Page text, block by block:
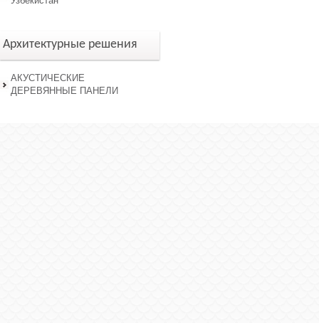
Архитектурные решения
АКУСТИЧЕСКИЕ
ДЕРЕВЯННЫЕ ПАНЕЛИ